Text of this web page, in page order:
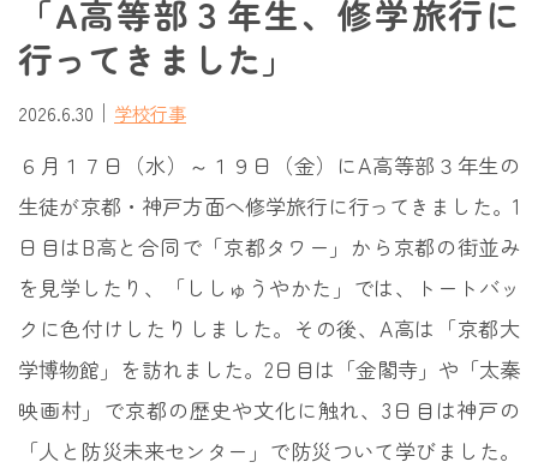
「A高等部３年生、修学旅行に
行ってきました」
2026.6.30 ｜ 学校行事
６月１７日（水）～１９日（金）にA高等部３年生の
生徒が京都・神戸方面へ修学旅行に行ってきました。1
日目はB高と合同で「京都タワー」から京都の街並み
を見学したり、「ししゅうやかた」では、トートバッ
クに色付けしたりしました。その後、A高は「京都大
学博物館」を訪れました。2日目は「金閣寺」や「太秦
映画村」で京都の歴史や文化に触れ、3日目は神戸の
「人と防災未来センター」で防災ついて学びました。